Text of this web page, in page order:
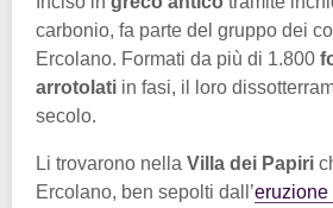
carbonio, fa parte del gruppo dei
Ercolano. Formati da più di 1.800
arrotolati in fasi, il loro
secolo.
Li trovarono nella Villa dei Papiri
Ercolano, ben sepolti dall’eruzione